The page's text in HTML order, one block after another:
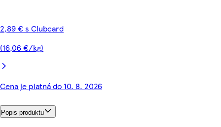
2,89 € s Clubcard
(16,06 €/kg)
Cena je platná do 10. 8. 2026
Popis produktu